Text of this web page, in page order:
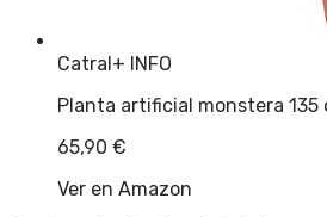
Catral+ INFO
Planta artificial monstera 135
65,90 €
Ver en Amazon